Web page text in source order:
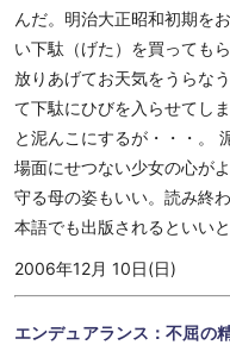
んだ。明治大正昭和初期を
い下駄（げた）を買っても
放りあげてお天気をうらな
て下駄にひびを入らせてし
と泥んこにするが・・・。
場面にせつない少女の心が
守る母の姿もいい。読み終
本語でも出版されるといいと
2006年12月 10日(日)
エンデュアランス：不屈の